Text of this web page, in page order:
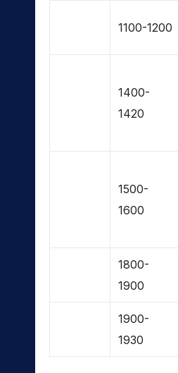
1100-1200
1400-
1420
1500-
1600
1800-
1900
1900-
1930